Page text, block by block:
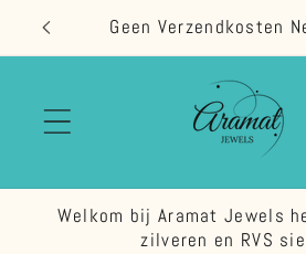
naar de
content
Geen Verzendkosten
Welkom bij Aramat Jewels
zilveren en RVS